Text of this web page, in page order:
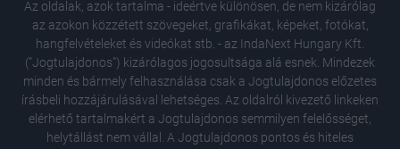
Az oldalak, azok tartalma - ideértve különösen, de nem kizárólag
az azokon közzétett szövegeket, grafikákat, képeket, fotókat,
hangfelvételeket és videókat stb. - az IndaNext Hungary Kft.
("Jogtulajdonos") kizárólagos jogosultsága alá esnek. Mindezek
minden és bármely felhasználása csak a Jogtulajdonos előzetes
írásbeli hozzájárulásával lehetséges. Az oldalról kivezető linkeken
elérhető tartalmakért a Jogtulajdonos semmilyen felelősséget,
helytállást nem vállal. A Jogtulajdonos pontos és hiteles